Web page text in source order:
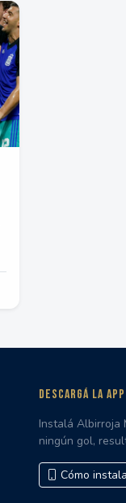
DESCARGÁ LA APP
Instalá Albirroja
ningún gol,
Cómo